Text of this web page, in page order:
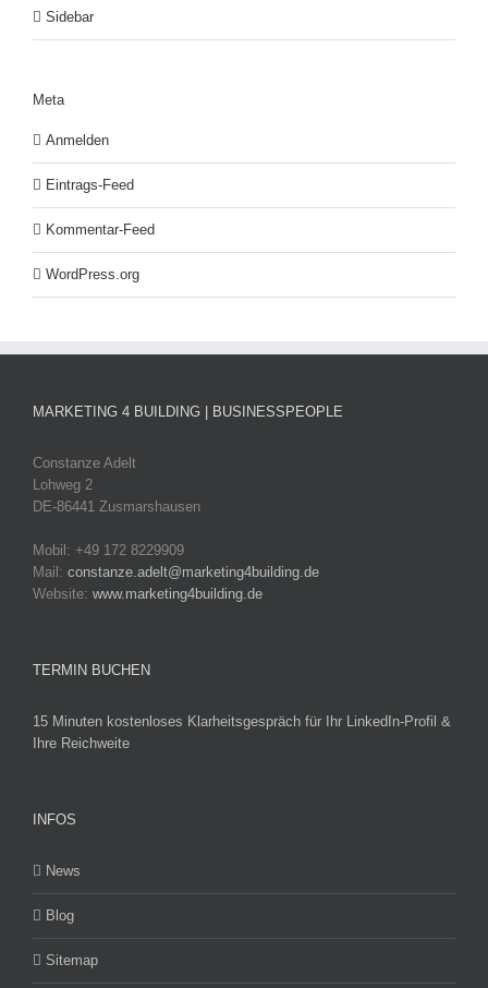
Sidebar
Meta
Anmelden
Eintrags-Feed
Kommentar-Feed
WordPress.org
MARKETING 4 BUILDING | BUSINESSPEOPLE
Constanze Adelt
Lohweg 2
DE-86441 Zusmarshausen
Mobil: +49 172 8229909
Mail: constanze.adelt@marketing4building.de
Website: www.marketing4building.de
TERMIN BUCHEN
15 Minuten kostenloses Klarheitsgespräch für Ihr LinkedIn-Profil &
Ihre Reichweite
INFOS
News
Blog
Sitemap